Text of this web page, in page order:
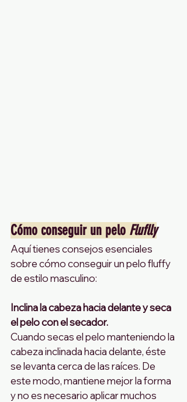
Cómo conseguir un pelo Fluflly
Aquí tienes consejos esenciales
sobre cómo conseguir un pelo fluffy
de estilo masculino:
Inclina la cabeza hacia delante y seca
el pelo con el secador.
Cuando secas el pelo manteniendo la
cabeza inclinada hacia delante, éste
se levanta cerca de las raíces. De
este modo, mantiene mejor la forma
y no es necesario aplicar muchos